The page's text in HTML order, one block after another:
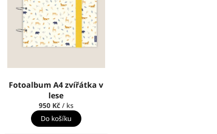
Fotoalbum A4 zvířátka v
lese
950 Kč / ks
Do košíku